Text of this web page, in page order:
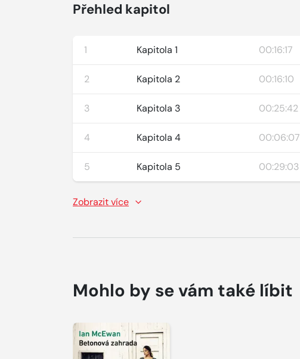
Přehled kapitol
1 Kapitola 1 00:16:17
2 Kapitola 2 00:16:10
3 Kapitola 3 00:25:42
4 Kapitola 4 00:06:07
5 Kapitola 5 00:29:03
Zobrazit více
Mohlo by se vám také líbit